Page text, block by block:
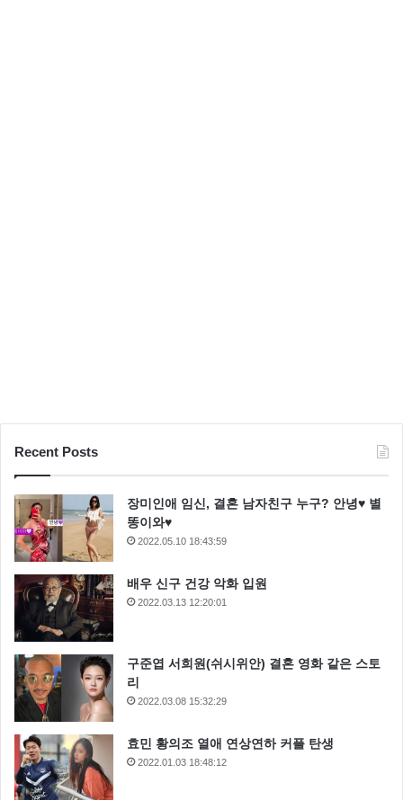
Recent Posts
장미인애 임신, 결혼 남자친구 누구? 안녕♥ 별
똥이와♥
2022.05.10 18:43:59
배우 신구 건강 악화 입원
2022.03.13 12:20:01
구준엽 서희원(쉬시위안) 결혼 영화 같은 스토
리
2022.03.08 15:32:29
효민 황의조 열애 연상연하 커플 탄생
2022.01.03 18:48:12